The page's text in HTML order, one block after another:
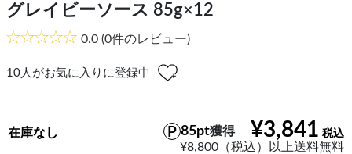
グレイビーソース 85g×12
0.0 (0件のレビュー)
10人がお気に入りに登録中
¥3,841
85pt獲得
¥8,800（税込）以上送料無料
在庫なし